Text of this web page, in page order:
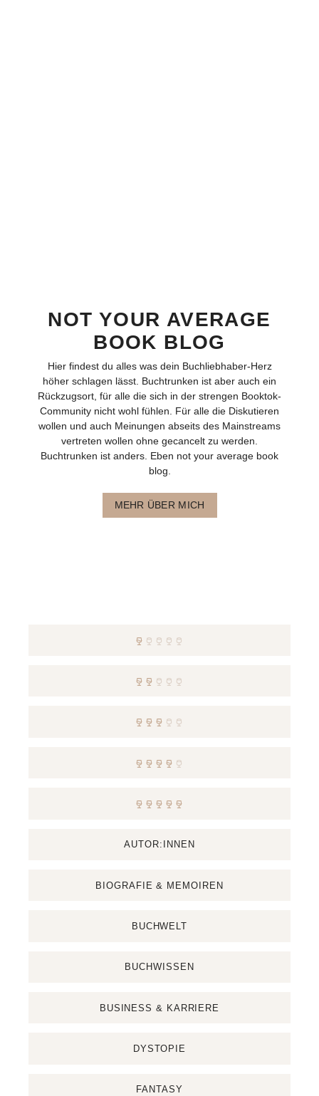
NOT YOUR AVERAGE
BOOK BLOG
Hier findest du alles was dein Buchliebhaber-Herz
höher schlagen lässt. Buchtrunken ist aber auch ein
Rückzugsort, für alle die sich in der strengen Booktok-
Community nicht wohl fühlen. Für alle die Diskutieren
wollen und auch Meinungen abseits des Mainstreams
vertreten wollen ohne gecancelt zu werden.
Buchtrunken ist anders. Eben not your average book
blog.
MEHR ÜBER MICH
AUTOR:INNEN
BIOGRAFIE & MEMOIREN
BUCHWELT
BUCHWISSEN
BUSINESS & KARRIERE
DYSTOPIE
FANTASY